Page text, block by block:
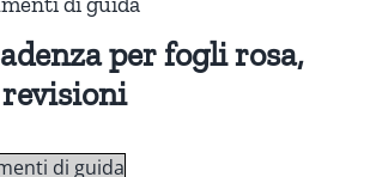
per fogli rosa,
di guida